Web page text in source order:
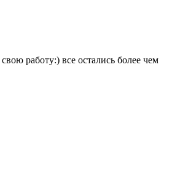
работу:) все остались более чем